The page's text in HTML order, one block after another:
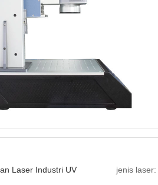
Laser Industri UV jenis laser: